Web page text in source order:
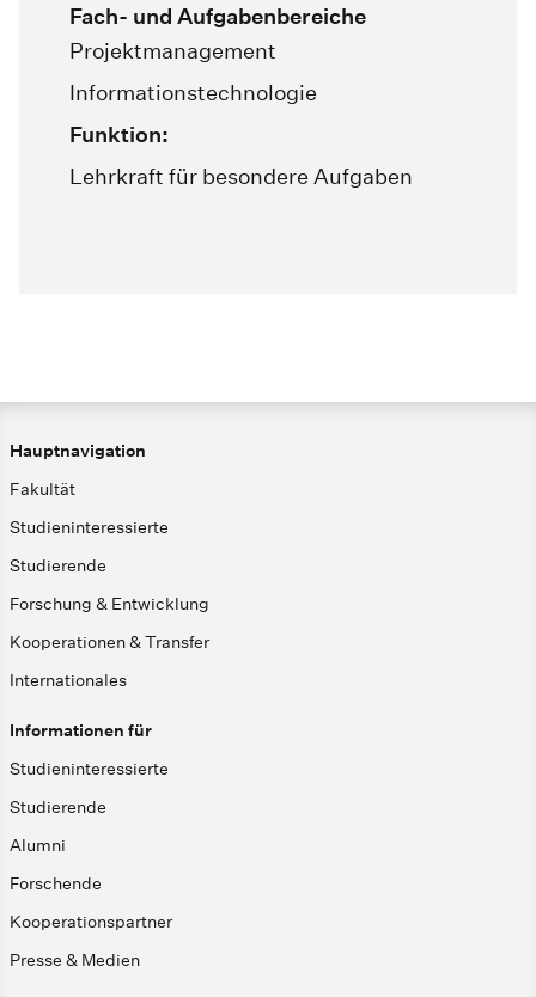
Fach- und Aufgabenbereiche
Projektmanagement
Informationstechnologie
Funktion:
Lehrkraft für besondere Aufgaben
Hauptnavigation
Fakultät
Studieninteressierte
Studierende
Forschung & Entwicklung
Kooperationen & Transfer
Internationales
Informationen für
Studieninteressierte
Studierende
Alumni
Forschende
Kooperationspartner
Presse & Medien